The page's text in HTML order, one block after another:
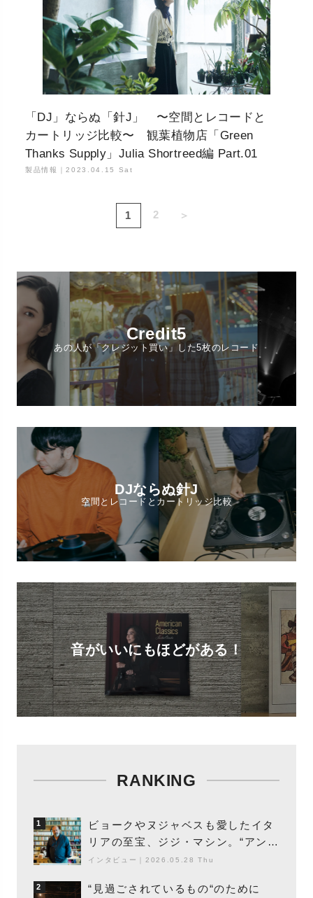
「DJ」ならぬ「針J」 〜空間とレコードと
カートリッジ比較〜 観葉植物店「Green
Thanks Supply」Julia Shortreed編 Part.01
製品情報｜2023.04.15 Sat
1 2 ＞
Credit5
あの人が「クレジット買い」した5枚のレコード
DJならぬ針J
空間とレコードとカートリッジ比較
音がいいにもほどがある！
RANKING
1
ビョークやヌジャベスも愛したイタ
リアの至宝、ジジ・マシン。“アンビ
エントの巨匠”が明かす創作の原点
インタビュー 2026.05.28 Thu
2
“見過ごされているもの“のために